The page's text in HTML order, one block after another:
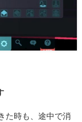
た時も、途中で消